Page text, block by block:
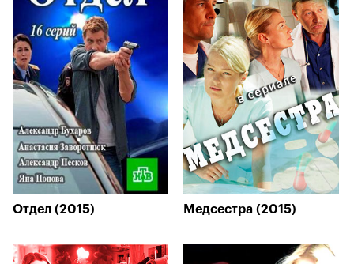
Отдел (2015) Медсестра (2015)